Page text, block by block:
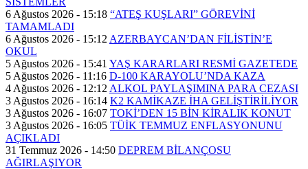
6 Ağustos 2026 - 15:18 “ATEŞ KUŞLARI” GÖREVİNİ
TAMAMLADI
6 Ağustos 2026 - 15:12 AZERBAYCAN’DAN FİLİSTİN’E
OKUL
5 Ağustos 2026 - 15:41 YAŞ KARARLARI RESMİ GAZETEDE
5 Ağustos 2026 - 11:16 D-100 KARAYOLU’NDA KAZA
4 Ağustos 2026 - 12:12 ALKOL PAYLAŞIMINA PARA CEZASI
3 Ağustos 2026 - 16:14 K2 KAMİKAZE İHA GELİŞTİRİLİYOR
3 Ağustos 2026 - 16:07 TOKİ’DEN 15 BİN KİRALIK KONUT
3 Ağustos 2026 - 16:05 TÜİK TEMMUZ ENFLASYONUNU
AÇIKLADI
31 Temmuz 2026 - 14:50 DEPREM BİLANÇOSU
AĞIRLAŞIYOR